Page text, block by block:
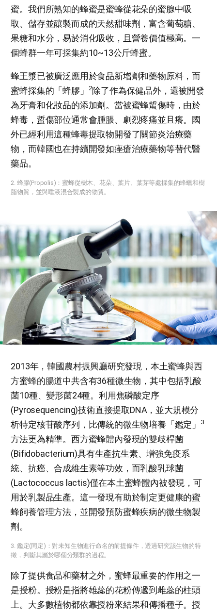
蜜。我們所熟知的蜂蜜是蜜蜂從花朵的蜜腺中吸
取、儲存並釀製而成的天然甜味劑，富含葡萄糖、
果糖和水分，易於消化吸收，且營養價值極高。一
個蜂群一年可採集約10~13公斤蜂蜜。
蜂王漿已被廣泛應用於食品新增劑和藥物原料，而
蜜蜂採集的「蜂膠」
2除了作為保健品外，還被開發
為牙膏和化妝品的添加劑。當被蜜蜂蜇傷時，由於
蜂毒，蜇傷部位通常會腫脹、劇烈疼痛並且癢。國
外已經利用這種蜂毒提取物開發了關節炎治療藥
物，而韓國也在持續開發如痤瘡治療藥物等替代醫
藥品。
2. 蜂膠(Propolis)：蜜蜂從樹木、花朵、葉片、葉芽等處採集的蜂蠟和樹
脂物質，並與唾液混合製成的物質。
2013年，韓國農村振興廳研究發現，本土蜜蜂與西
方蜜蜂的腸道中共含有36種微生物，其中包括乳酸
菌10種、變形菌24種。利用焦磷酸定序
(Pyrosequencing)技術直接提取DNA，並大規模分
析特定核苷酸序列，比傳統的微生物培養「鑑定」
3
方法更為精準。西方蜜蜂體內發現的雙歧桿菌
(Bifidobacterium)具有生產抗生素、增強免疫系
統、抗癌、合成維生素等功效，而乳酸乳球菌
(Lactococcus lactis)僅在本土蜜蜂體內被發現，可
用於乳製品生產。這一發現有助於制定更健康的蜜
蜂飼養管理方法，並開發預防蜜蜂疾病的微生物製
劑。
3. 鑑定(同定)：對未知生物進行命名的前提條件，透過研究該生物的特
徵，判斷其屬於哪個分類群的過程。
除了提供食品和藥材之外，蜜蜂最重要的作用之一
是授粉。授粉是指將雄蕊的花粉傳遞到雌蕊的柱頭
上。大多數植物都依靠授粉來結果和傳播種子。授